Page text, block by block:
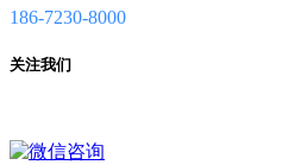
186-7230-8000
关注我们